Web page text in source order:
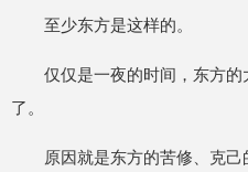
至少东方是这样的。
仅仅是一夜的时间，东方
了。
原因就是东方的苦修、克己